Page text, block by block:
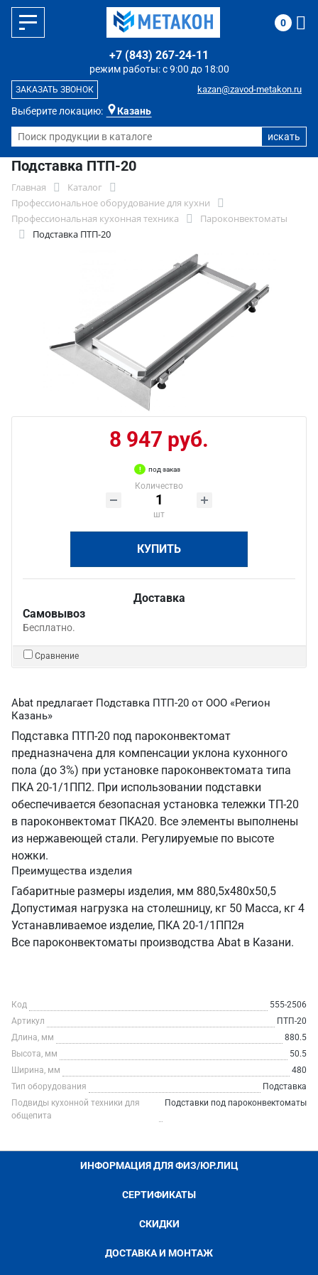
Выберите локацию: Казань
режим работы: с 9:00 до 18:00
+7 (843) 267-24-11
kazan@zavod-metakon.ru
ЗАКАЗАТЬ ЗВОНОК
0
Подставка ПТП-20
Главная
Каталог
Профессиональное оборудование для кухни
Профессиональная кухонная техника
Пароконвектоматы
Подставка ПТП-20
8 947 руб.
под заказ
Количество
шт
КУПИТЬ
Доставка
Самовывоз
Бесплатно.
Сравнение
Abat предлагает Подставка ПТП-20 от ООО «Регион
Казань»
Подставка ПТП-20 под пароконвектомат
предназначена для компенсации уклона кухонного
пола (до 3%) при установке пароконвектомата типа
ПКА 20-1/1ПП2. При использовании подставки
обеспечивается безопасная установка тележки ТП-20
в пароконвектомат ПКА20. Все элементы выполнены
из нержавеющей стали. Регулируемые по высоте
ножки.
Преимущества изделия
Габаритные размеры изделия, мм 880,5х480х50,5
Допустимая нагрузка на столешницу, кг 50 Масса, кг 4
Устанавливаемое изделие, ПКА 20-1/1ПП2я
Все пароконвектоматы производства Abat в Казани.
Код
555-2506
Артикул
ПТП-20
Длина, мм
880.5
Высота, мм
50.5
Ширина, мм
480
Тип оборудования
Подставка
Подвиды кухонной техники для
общепита
Подставки под пароконвектоматы
ИНФОРМАЦИЯ ДЛЯ ФИЗ/ЮР.ЛИЦ
СЕРТИФИКАТЫ
СКИДКИ
ДОСТАВКА И МОНТАЖ